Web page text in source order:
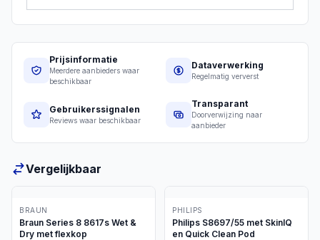
Prijsinformatie
Meerdere aanbieders waar
beschikbaar
Dataverwerking
Regelmatig ververst
Gebruikerssignalen
Reviews waar beschikbaar
Transparant
Doorverwijzing naar
aanbieder
Vergelijkbaar
BRAUN
Braun Series 8 8617s Wet &
Dry met flexkop
PHILIPS
Philips S8697/55 met SkinIQ
en Quick Clean Pod